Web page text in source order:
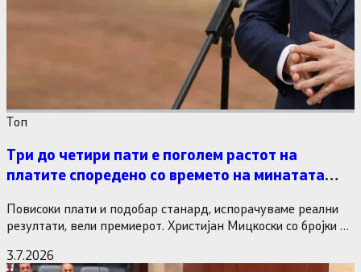
Tоп
Три до четири пати е поголем растот на
платите споредено со времето на минатата
Повисоки плати и подобар станард, испорачуваме реални
резултати, вели премиерот. Христијан Мицкоски со бројки и
3.7.2026